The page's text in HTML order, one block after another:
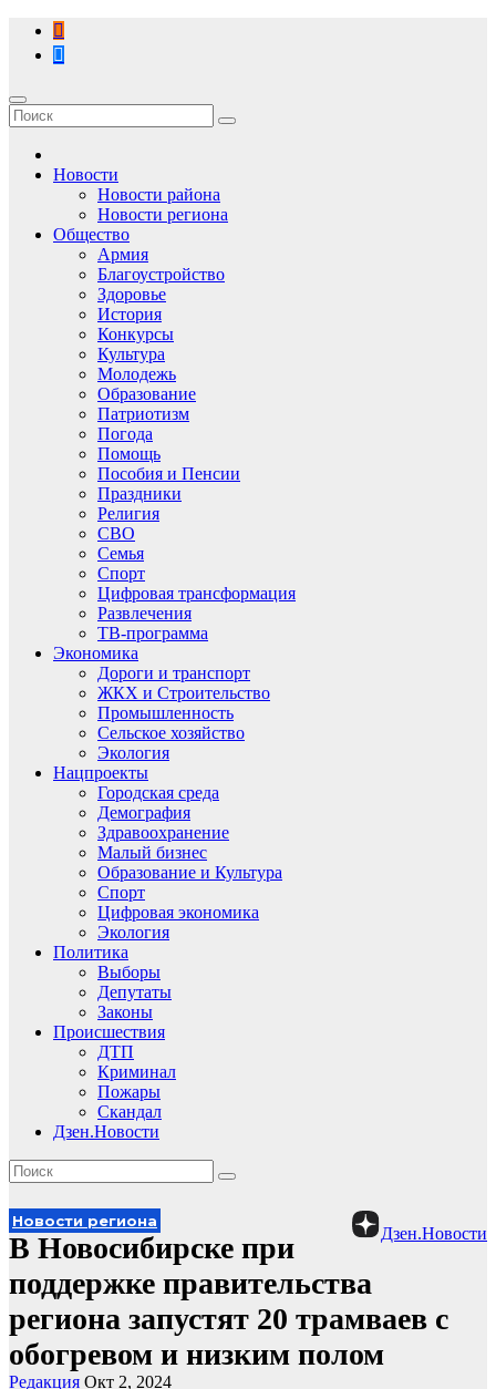
Перейти
содержимому
Новости
Новости района
Новости региона
Общество
Армия
Благоустройство
Здоровье
История
Конкурсы
Культура
Молодежь
Образование
Патриотизм
Погода
Помощь
Пособия и Пенсии
Праздники
Религия
СВО
Семья
Спорт
Цифровая трансформация
Развлечения
ТВ-программа
Экономика
Дороги и транспорт
ЖКХ и Строительство
Промышленность
Сельское хозяйство
Экология
Нацпроекты
Городская среда
Демография
Здравоохранение
Малый бизнес
Образование и Культура
Спорт
Цифровая экономика
Экология
Политика
Выборы
Депутаты
Законы
Происшествия
ДТП
Криминал
Пожары
Скандал
Дзен.Новости
Дзен.Новости
Новости региона
В Новосибирске при
поддержке правительства
региона запустят 20 трамваев с
обогревом и низким полом
Редакция Окт 2, 2024